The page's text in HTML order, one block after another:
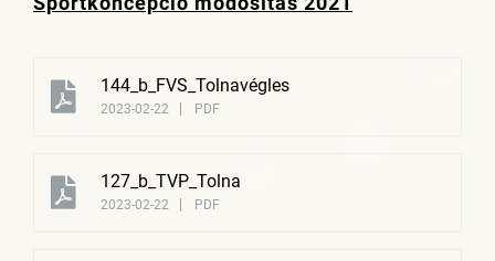
144_b_FVS_Tolnavégles
2023-02-22 PDF
127_b_TVP_Tolna
2023-02-22 PDF